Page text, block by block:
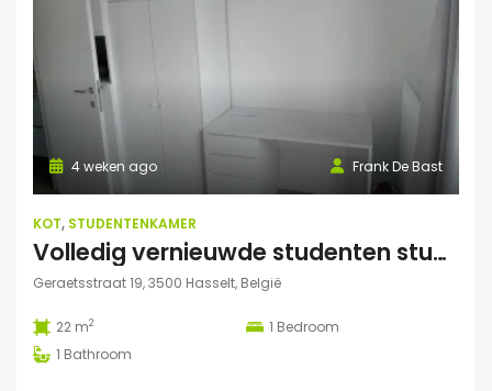
Frank De Bast
4 weken ago
KOT, STUDENTENKAMER
Volledig vernieuwde studenten studio te huur
Geraetsstraat 19, 3500 Hasselt, België
22 m2 1 Bedroom
1 Bathroom